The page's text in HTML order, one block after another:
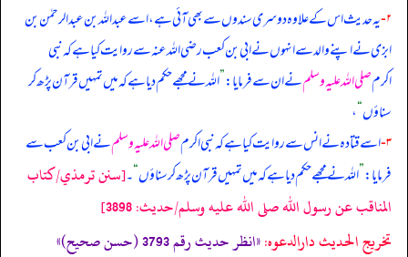
۲- یہ حدیث اس کے علاوہ دوسری سندوں سے بھی آئی ہے، اسے عبداللہ بن عبدالرحمٰن بن
ابزی نے اپنے والد سے انہوں نے ابی بن کعب رضی الله عنہ سے روایت کیا ہے کہ نبی
اکرمصلی اللہ علیہ وسلمنے ان سے فرمایا:”اللہ نے مجھے حکم دیا ہے کہ میں تمہیں قرآن پڑھ کر
سناؤں“،
۳- اسے قتادہ نے انس سے روایت کیا ہے کہ نبی اکرمصلی اللہ علیہ وسلمنے ابی بن کعب سے
فرمایا:”اللہ نے مجھے حکم دیا ہے کہ میں تمہیں قرآن پڑھ کر سناؤں“۔[سنن ترمذي/كتاب
المناقب عن رسول الله صلى الله عليه وسلم/حدیث: 3898]
تخریج الحدیث دارالدعوہ:«انظر حدیث رقم 3793 (حسن صحیح)»